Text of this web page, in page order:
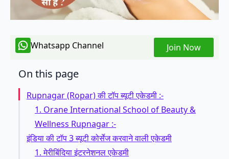
Whatsapp Channel Join Now
On this page
Rupnagar (Ropar) की टॉप ब्यूटी एकेडमी :-
1. Orane International School of Beauty &
Wellness Rupnagar :-
इंडिया की टॉप 3 ब्यूटी कोर्सेज करवाने वाली एकेडमी
1. मेरीबिंदिया इंटरनेशनल एकेडमी